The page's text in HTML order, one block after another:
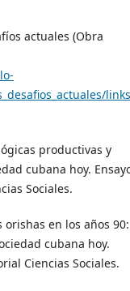
actuales (Obra
productivas y
cubana hoy.
Sociales.
orishas en los años 90:
cubana hoy.
Ciencias Sociales.